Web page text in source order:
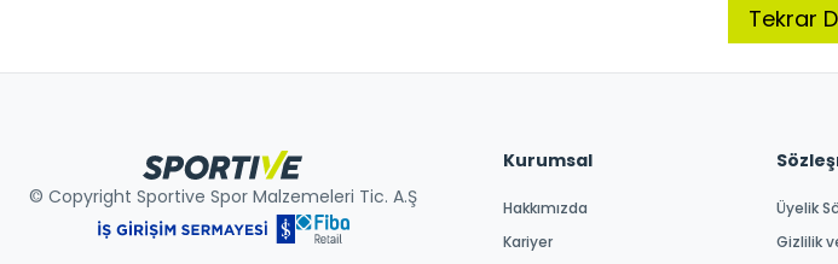
Tekrar
© Copyright Sportive Spor Malzemeleri Tic. A.Ş
Kurumsal
Hakkımızda
Kariyer
Üyelik
Gizlilik